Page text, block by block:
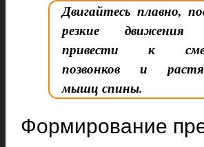
Двигайтесь плавно,
резкие движения
привести к
позвонков и
мышц спины.
Формирование